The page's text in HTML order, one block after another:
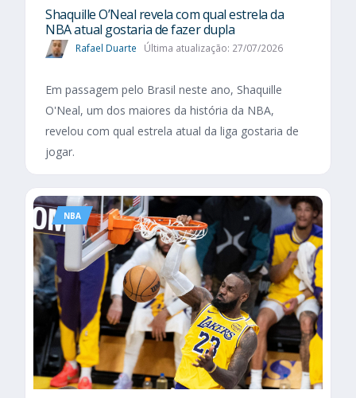
Shaquille O’Neal revela com qual estrela da
NBA atual gostaria de fazer dupla
Rafael Duarte Última atualização: 27/07/2026
Em passagem pelo Brasil neste ano, Shaquille
O'Neal, um dos maiores da história da NBA,
revelou com qual estrela atual da liga gostaria de
jogar.
NBA